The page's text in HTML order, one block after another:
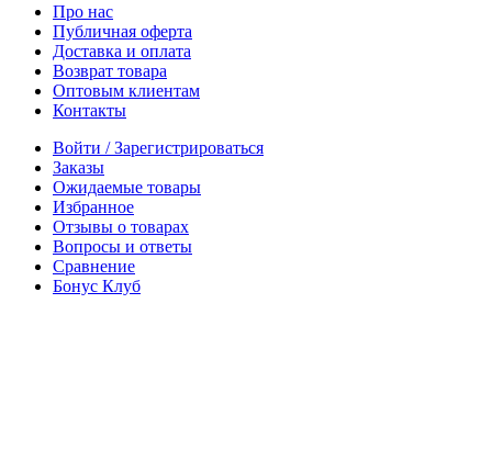
Про нас
Публичная оферта
Доставка и оплата
Возврат товара
Оптовым клиентам
Контакты
Войти / Зарегистрироваться
Заказы
Ожидаемые товары
Избранное
Отзывы о товарах
Вопросы и ответы
Сравнение
Бонус Клуб